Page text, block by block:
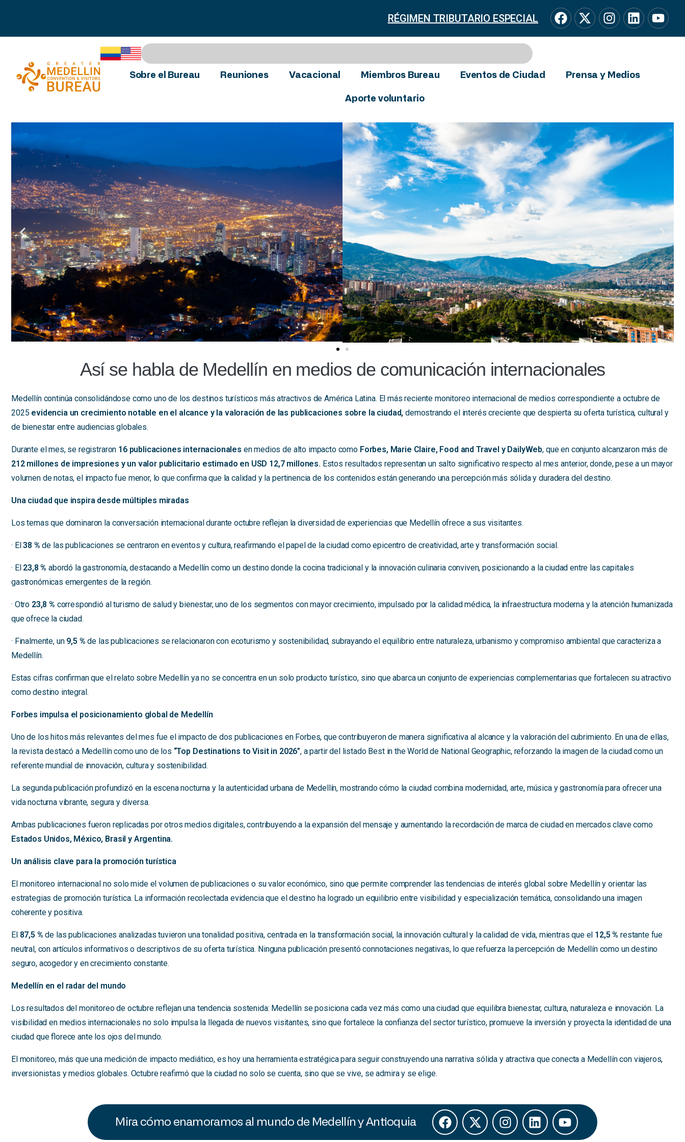
RÉGIMEN TRIBUTARIO ESPECIAL
Sobre el Bureau Reuniones Vacacional Miembros Bureau Eventos de Ciudad Prensa y Medios
Aporte voluntario
Así se habla de Medellín en medios de comunicación internacionales
Medellín continúa consolidándose como uno de los destinos turísticos más atractivos de América Latina. El más reciente monitoreo internacional de medios correspondiente a octubre de
2025 evidencia un crecimiento notable en el alcance y la valoración de las publicaciones sobre la ciudad, demostrando el interés creciente que despierta su oferta turística, cultural y
de bienestar entre audiencias globales.
Durante el mes, se registraron 16 publicaciones internacionales en medios de alto impacto como Forbes, Marie Claire, Food and Travel y DailyWeb, que en conjunto alcanzaron más de
212 millones de impresiones y un valor publicitario estimado en USD 12,7 millones. Estos resultados representan un salto significativo respecto al mes anterior, donde, pese a un mayor
volumen de notas, el impacto fue menor, lo que confirma que la calidad y la pertinencia de los contenidos están generando una percepción más sólida y duradera del destino.
Una ciudad que inspira desde múltiples miradas
Los temas que dominaron la conversación internacional durante octubre reflejan la diversidad de experiencias que Medellín ofrece a sus visitantes.
· El38 % de las publicaciones se centraron en eventos y cultura, reafirmando el papel de la ciudad como epicentro de creatividad, arte y transformación social.
· El 23,8 % abordó la gastronomía, destacando a Medellín como un destino donde la cocina tradicional y la innovación culinaria conviven, posicionando a la ciudad entre las capitales
gastronómicas emergentes de la región.
· Otro 23,8 % correspondió al turismo de salud y bienestar, uno de los segmentos con mayor crecimiento, impulsado por la calidad médica, la infraestructura moderna y la atención humanizada
que ofrece la ciudad.
· Finalmente, un 9,5 % de las publicaciones se relacionaron con ecoturismo y sostenibilidad, subrayando el equilibrio entre naturaleza, urbanismo y compromiso ambiental que caracteriza a
Medellín.
Estas cifras confirman que el relato sobre Medellín ya no se concentra en un solo producto turístico, sino que abarca un conjunto de experiencias complementarias que fortalecen su atractivo
como destino integral.
Forbes impulsa el posicionamiento global de Medellín
Uno de los hitos más relevantes del mes fue el impacto de dos publicaciones en Forbes, que contribuyeron de manera significativa al alcance y la valoración del cubrimiento. En una de ellas,
la revista destacó a Medellín como uno de los “Top Destinations to Visit in 2026”, a partir del listado Best in the World de National Geographic, reforzando la imagen de la ciudad como un
referente mundial de innovación, cultura y sostenibilidad.
La segunda publicación profundizó en la escena nocturna y la autenticidad urbana de Medellín, mostrando cómo la ciudad combina modernidad, arte, música y gastronomía para ofrecer una
vida nocturna vibrante, segura y diversa.
Ambas publicaciones fueron replicadas por otros medios digitales, contribuyendo a la expansión del mensaje y aumentando la recordación de marca de ciudad en mercados clave como
Estados Unidos, México, Brasil y Argentina.
Un análisis clave para la promoción turística
El monitoreo internacional no solo mide el volumen de publicaciones o su valor económico, sino que permite comprender las tendencias de interés global sobre Medellín y orientar las
estrategias de promoción turística. La información recolectada evidencia que el destino ha logrado un equilibrio entre visibilidad y especialización temática, consolidando una imagen
coherente y positiva.
El 87,5 % de las publicaciones analizadas tuvieron una tonalidad positiva, centrada en la transformación social, la innovación cultural y la calidad de vida, mientras que el 12,5 % restante fue
neutral, con artículos informativos o descriptivos de su oferta turística. Ninguna publicación presentó connotaciones negativas, lo que refuerza la percepción de Medellín como un destino
seguro, acogedor y en crecimiento constante.
Medellín en el radar del mundo
Los resultados del monitoreo de octubre reflejan una tendencia sostenida: Medellín se posiciona cada vez más como una ciudad que equilibra bienestar, cultura, naturaleza e innovación. La
visibilidad en medios internacionales no solo impulsa la llegada de nuevos visitantes, sino que fortalece la confianza del sector turístico, promueve la inversión y proyecta la identidad de una
ciudad que florece ante los ojos del mundo.
El monitoreo, más que una medición de impacto mediático, es hoy una herramienta estratégica para seguir construyendo una narrativa sólida y atractiva que conecta a Medellín con viajeros,
inversionistas y medios globales. Octubre reafirmó que la ciudad no solo se cuenta, sino que se vive, se admira y se elige.
Mira cómo enamoramos al mundo de Medellín y Antioquia